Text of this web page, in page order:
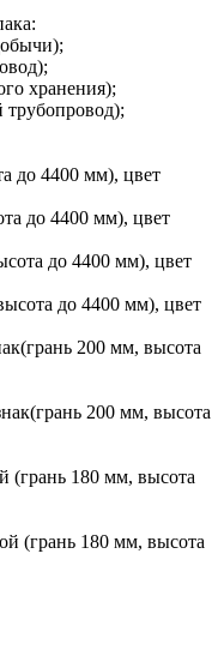
хранения);
трубопровод);
до 4400 мм), цвет
до 4400 мм), цвет
до 4400 мм), цвет
до 4400 мм), цвет
200 мм, высота
200 мм, высота
(грань 180 мм, высота
(грань 180 мм, высота